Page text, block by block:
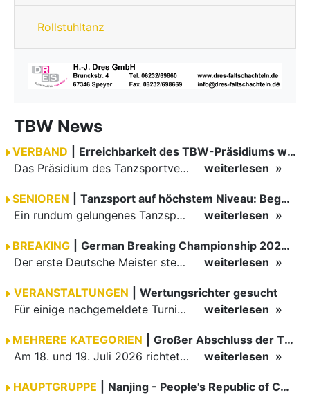
Rollstuhltanz
TBW News
VERBAND
Erreichbarkeit des TBW-Präsidiums während der GOC 2026
Das Präsidium des Tanzsportverbandes Baden-Württemberg (TBW) ist in der Zeit vom 09.08.2026 bis einschließlich 16.08.2026 nicht erreichbar. Da alle Präsidiumsmitglieder vor Ort bei den German Open…
weiterlesen
SENIOREN
Tanzsport auf höchstem Niveau: Begeisterung bei den Turnieren in…
Ein rundum gelungenes Tanzsport-Wochenende liegt hinter den Paaren und Organisatoren in Enzklösterle. Am 1. und 2. August 2026 verwandelte sich die Festhalle wieder in einen lebendigen Mittelpunkt des…
weiterlesen
BREAKING
German Breaking Championship 2026 in Hannover
Der erste Deutsche Meister steht fest B-Boy Roman siegt bei den Juniors
weiterlesen
VERANSTALTUNGEN
Wertungsrichter gesucht
Für einige nachgemeldete Turniere im 2 Halbjahr sucht der ZWE noch Wertungsrichter.
weiterlesen
MEHRERE KATEGORIEN
Großer Abschluss der TBW-Trophy in Weinheim
Am 18. und 19. Juli 2026 richtete die Tanzsportabteilung (TSA) der TSG 1862 Weinheim das Abschlussturnier der diesjährigen TBW-Trophy-Serie aus. Zum traditionellen Saisonfinale kamen rund 400 Starts über…
weiterlesen
HAUPTGRUPPE
Nanjing - People's Republic of China